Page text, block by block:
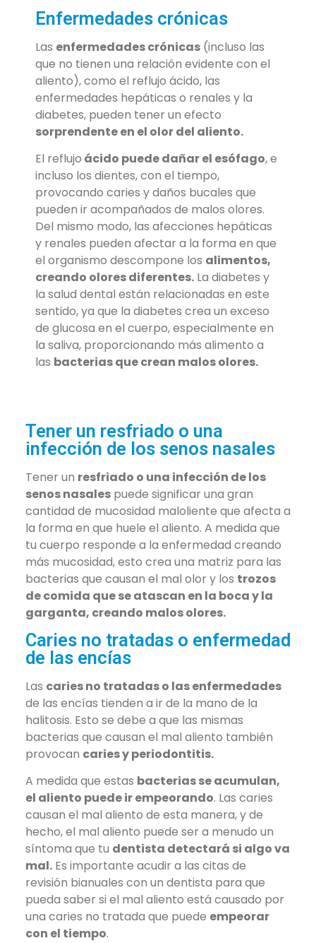
Enfermedades crónicas
Las enfermedades crónicas (incluso las
que no tienen una relación evidente con el
aliento), como el reflujo ácido, las
enfermedades hepáticas o renales y la
diabetes, pueden tener un efecto
sorprendente en el olor del aliento.
El reflujo ácido puede dañar el esófago, e
incluso los dientes, con el tiempo,
provocando caries y daños bucales que
pueden ir acompañados de malos olores.
Del mismo modo, las afecciones hepáticas
y renales pueden afectar a la forma en que
el organismo descompone los alimentos,
creando olores diferentes. La diabetes y
la salud dental están relacionadas en este
sentido, ya que la diabetes crea un exceso
de glucosa en el cuerpo, especialmente en
la saliva, proporcionando más alimento a
las bacterias que crean malos olores.
Tener un resfriado o una
infección de los senos nasales
Tener un resfriado o una infección de los
senos nasales puede significar una gran
cantidad de mucosidad maloliente que afecta a
la forma en que huele el aliento. A medida que
tu cuerpo responde a la enfermedad creando
más mucosidad, esto crea una matriz para las
bacterias que causan el mal olor y los trozos
de comida que se atascan en la boca y la
garganta, creando malos olores.
Caries no tratadas o enfermedad
de las encías
Las caries no tratadas o las enfermedades
de las encías tienden a ir de la mano de la
halitosis. Esto se debe a que las mismas
bacterias que causan el mal aliento también
provocan caries y periodontitis.
A medida que estas bacterias se acumulan,
el aliento puede ir empeorando. Las caries
causan el mal aliento de esta manera, y de
hecho, el mal aliento puede ser a menudo un
síntoma que tu dentista detectará si algo va
mal. Es importante acudir a las citas de
revisión bianuales con un dentista para que
pueda saber si el mal aliento está causado por
una caries no tratada que puede empeorar
con el tiempo.